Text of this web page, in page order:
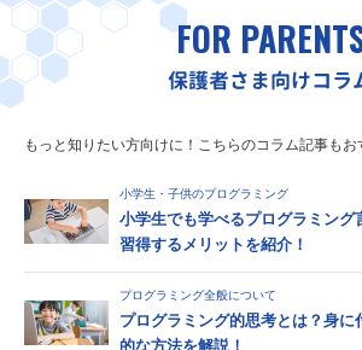
FOR
保護者さま向けコラ
もっと知りたい方向けに！こちらのコラム記事もお
小学生・子供のプログラミング
小学生でも学べるプログラミング
習得するメリットを紹介！
プログラミング全般について
プログラミング的思考とは？身に
的な方法を解説！